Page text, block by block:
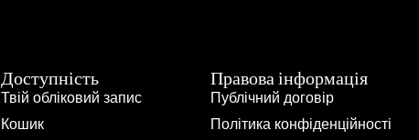
Доступність
Твій обліковий запис
Кошик
Правова інформація
Публічний договір
Політика конфіденційності